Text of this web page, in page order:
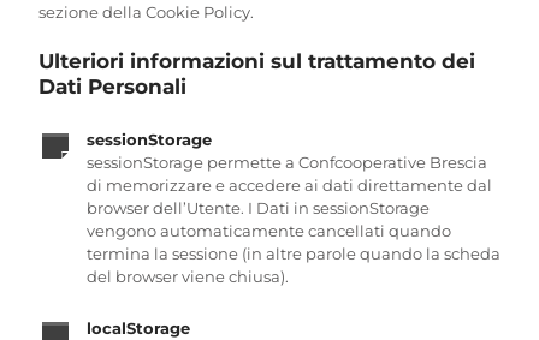
sezione della Cookie Policy.
Ulteriori informazioni sul trattamento dei
Dati Personali
sessionStorage
sessionStorage permette a Confcooperative Brescia
di memorizzare e accedere ai dati direttamente dal
browser dell’Utente. I Dati in sessionStorage
vengono automaticamente cancellati quando
termina la sessione (in altre parole quando la scheda
del browser viene chiusa).
localStorage